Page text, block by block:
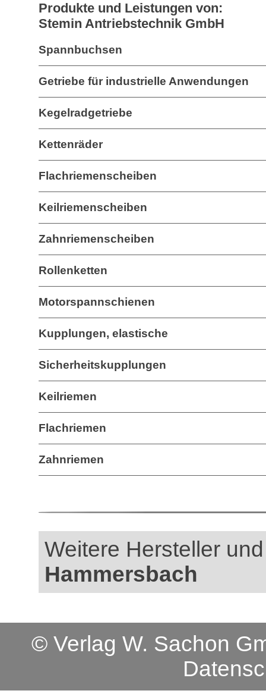
Produkte und Leistungen von:
Stemin Antriebstechnik GmbH
Spannbuchsen
Getriebe für industrielle Anwendungen
Kegelradgetriebe
Kettenräder
Flachriemenscheiben
Keilriemenscheiben
Zahnriemenscheiben
Rollenketten
Motorspannschienen
Kupplungen, elastische
Sicherheitskupplungen
Keilriemen
Flachriemen
Zahnriemen
Weitere Hersteller
Hammersbach
© Verlag W. Sachon